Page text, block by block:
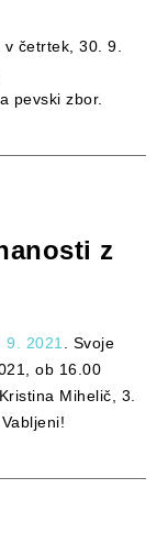
četrtek, 30. 9.
pevski zbor.
z
9. 2021
. Svoje
ob 16.00
Mihelič, 3.
. Vabljeni!